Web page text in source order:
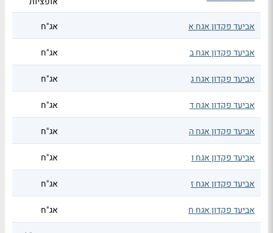
אביעד פקדון אגח א
אג"ח
אביעד פקדון אגח ב אג"ח
אביעד פקדון אגח ג אג"ח
אביעד פקדון אגח ד אג"ח
אביעד פקדון אגח ה אג"ח
אביעד פקדון אגח ו אג"ח
אביעד פקדון אגח ז אג"ח
אביעד פקדון אגח ח אג"ח